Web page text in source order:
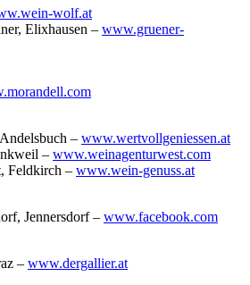
wolf.at
Elixhausen – www.gruener-
– www.wertvollgeniessen.at
– www.weinagenturwest.com
Feldkirch – www.wein-genuss.at
Jennersdorf – www.facebook.com
– www.dergallier.at